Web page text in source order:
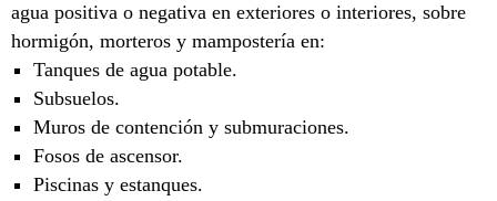
agua positiva o negativa en exteriores o interiores, sobre
hormigón, morteros y mampostería en:
Tanques de agua potable.
Subsuelos.
Muros de contención y submuraciones.
Fosos de ascensor.
Piscinas y estanques.